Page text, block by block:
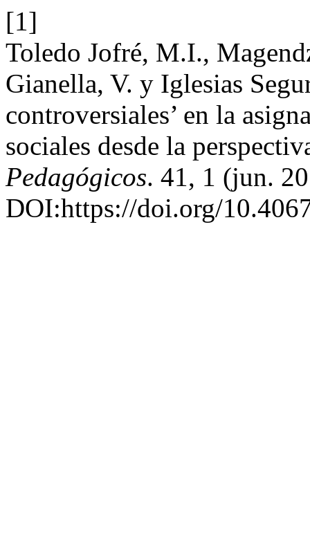
[1]
Toledo Jofré, M.I.,
Gianella, V. y Iglesias
controversiales’ en la
sociales desde la
Pedagógicos. 41, 1 (jun.
DOI:https://doi.org/